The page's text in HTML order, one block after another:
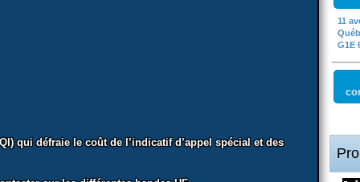
qui défraie le coût de l’indicatif d’appel spécial et des
11
G1E